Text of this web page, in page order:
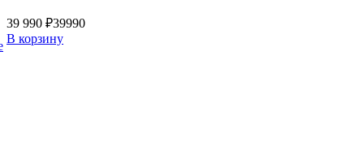
39 990 ₽39990
В корзину